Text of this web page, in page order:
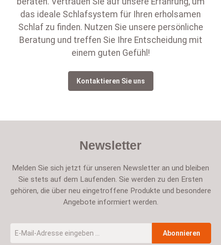
das ideale Schlafsystem für Ihren erholsamen
Schlaf zu finden. Nutzen Sie unsere persönliche
Beratung und treffen Sie Ihre Entscheidung mit
einem guten Gefühl!
Kontaktieren Sie uns
Newsletter
Melden Sie sich jetzt für unseren Newsletter an und bleiben
Sie stets auf dem Laufenden. Sie werden zu den Ersten
gehören, die über neu eingetroffene Produkte und besondere
Angebote informiert werden.
Abonnieren